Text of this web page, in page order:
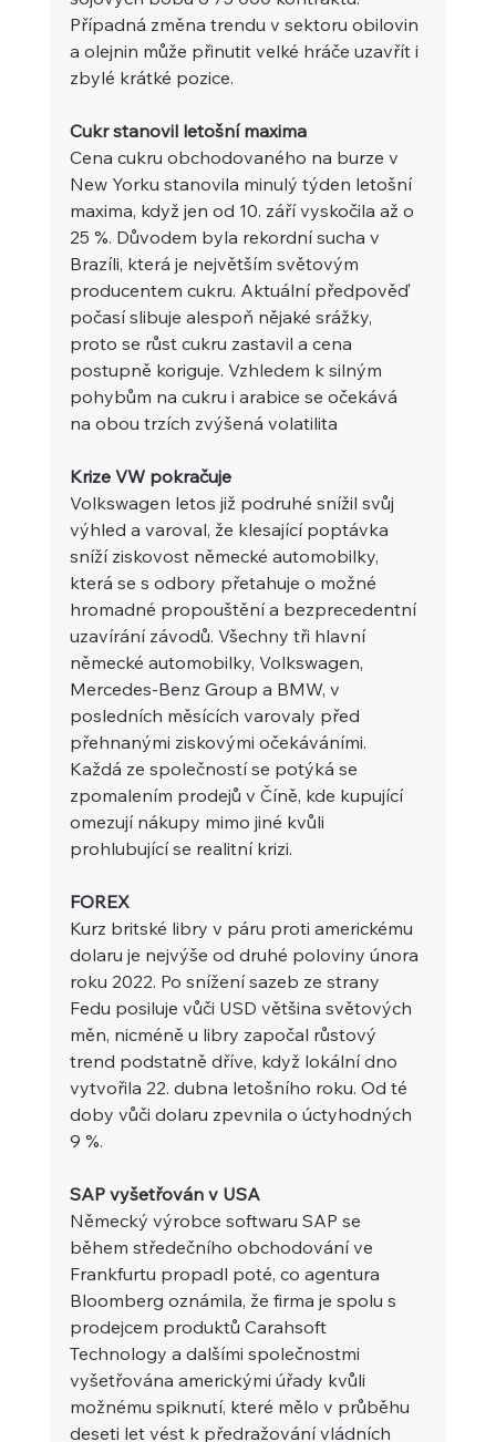
Případná změna trendu v sektoru obilovin
a olejnin může přinutit velké hráče uzavřít i
zbylé krátké pozice.
Cukr stanovil letošní maxima
Cena cukru obchodovaného na burze v
New Yorku stanovila minulý týden letošní
maxima, když jen od 10. září vyskočila až o
25 %. Důvodem byla rekordní sucha v
Brazíli, která je největším světovým
producentem cukru. Aktuální předpověď
počasí slibuje alespoň nějaké srážky,
proto se růst cukru zastavil a cena
postupně koriguje. Vzhledem k silným
pohybům na cukru i arabice se očekává
na obou trzích zvýšená volatilita
Krize VW pokračuje
Volkswagen letos již podruhé snížil svůj
výhled a varoval, že klesající poptávka
sníží ziskovost německé automobilky,
která se s odbory přetahuje o možné
hromadné propouštění a bezprecedentní
uzavírání závodů. Všechny tři hlavní
německé automobilky, Volkswagen,
Mercedes-Benz Group a BMW, v
posledních měsících varovaly před
přehnanými ziskovými očekáváními.
Každá ze společností se potýká se
zpomalením prodejů v Číně, kde kupující
omezují nákupy mimo jiné kvůli
prohlubující se realitní krizi.
FOREX
Kurz britské libry v páru proti americkému
dolaru je nejvýše od druhé poloviny února
roku 2022. Po snížení sazeb ze strany
Fedu posiluje vůči USD většina světových
měn, nicméně u libry započal růstový
trend podstatně dříve, když lokální dno
vytvořila 22. dubna letošního roku. Od té
doby vůči dolaru zpevnila o úctyhodných
9 %.
SAP vyšetřován v USA
Německý výrobce softwaru SAP se
během středečního obchodování ve
Frankfurtu propadl poté, co agentura
Bloomberg oznámila, že firma je spolu s
prodejcem produktů Carahsoft
Technology a dalšími společnostmi
vyšetřována americkými úřady kvůli
možnému spiknutí, které mělo v průběhu
deseti let vést k předražování vládních